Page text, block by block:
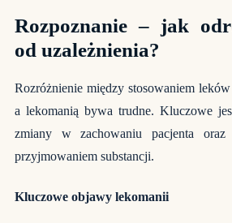
Rozpoznanie – jak
od uzależnienia?
Rozróżnienie między stosowaniem
a lekomanią bywa trudne. Kluczowe
zmiany w zachowaniu pacjenta
przyjmowaniem substancji.
Kluczowe objawy lekomanii